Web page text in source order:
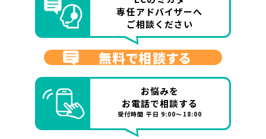
専任アドバイザーへ
ご相談ください
無料で相談する
お悩みを
お電話で相談する
受付時間 平日 9:00～18:00